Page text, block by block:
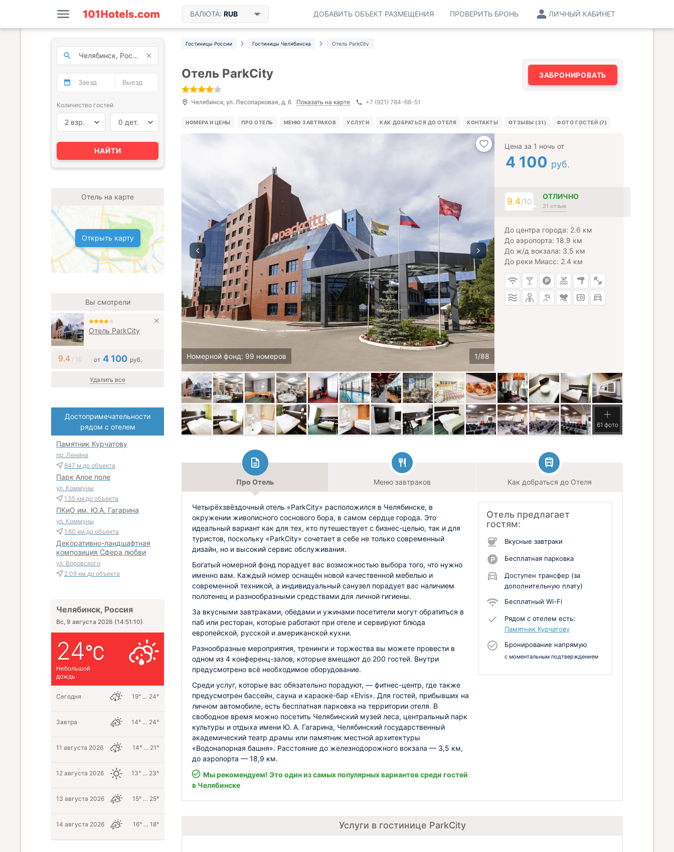
ВАЛЮТА: RUB ЛИЧНЫЙ КАБИНЕТ
ПРОВЕРИТЬ БРОНЬ
ДОБАВИТЬ ОБЪЕКТ РАЗМЕЩЕНИЯ
Гостиницы России Гостиницы Челябинска Отель ParkCity
Отель ParkCity
Челябинск, ул. Лесопарковая, д. 6 Показать на карте +7 (921) 784-68-51
ЗАБРОНИРОВАТЬ
НОМЕРА И ЦЕНЫ ПРО ОТЕЛЬ МЕНЮ ЗАВТРАКОВ УСЛУГИ КАК ДОБРАТЬСЯ ДО ОТЕЛЯ КОНТАКТЫ ОТЗЫВЫ (31) ФОТО ГОСТЕЙ (7)
Номерной фонд: 99 номеров
Цена за 1 ночь от
4 100 руб.
9.4/10
ОТЛИЧНО
31 отзыв
До центра города: 2.6 км
До аэропорта: 18.9 км
До ж/д вокзала: 3.5 км
До реки Миасс: 2.4 км
61 фото
Про Отель Меню завтраков Как добраться до Отеля
Отель предлагает
гостям:
Вкусные завтраки
Бесплатная парковка
Доступен трансфер (за
дополнительную плату)
Бесплатный Wi-Fi
Рядом с отелем есть:
Памятник Курчатову
Бронирование напрямую
с моментальным подтверждением
Четырёхзвёздочный отель «ParkCity» расположился в Челябинске, в
окружении живописного соснового бора, в самом сердце города. Это
идеальный вариант как для тех, кто путешествует с бизнес-целью, так и для
туристов, поскольку «ParkCity» сочетает в себе не только современный
дизайн, но и высокий сервис обслуживания.
Богатый номерной фонд порадует вас возможностью выбора того, что нужно
именно вам. Каждый номер оснащён новой качественной мебелью и
современной техникой, а индивидуальный санузел порадует вас наличием
полотенец и разнообразными средствами для личной гигиены.
За вкусными завтраками, обедами и ужинами посетители могут обратиться в
паб или ресторан, которые работают при отеле и сервируют блюда
европейской, русской и американской кухни.
Разнообразные мероприятия, тренинги и торжества вы можете провести в
одном из 4 конференц-залов, которые вмещают до 200 гостей. Внутри
предусмотрено всё необходимое оборудование.
Среди услуг, которые вас обязательно порадуют, — фитнес-центр, где также
предусмотрен бассейн, сауна и караоке-бар «Elvis». Для гостей, прибывших на
личном автомобиле, есть бесплатная парковка на территории отеля. В
свободное время можно посетить Челябинский музей леса, центральный парк
культуры и отдыха имени Ю. А. Гагарина, Челябинский государственный
академический театр драмы или памятник местной архитектуры
«Водонапорная башня». Расстояние до железнодорожного вокзала — 3,5 км,
до аэропорта — 18,9 км.
Мы рекомендуем! Это один из самых популярных вариантов среди гостей
в Челябинске
Услуги в гостинице ParkCity
Количество гостей
2 взр. 0 дет.
НАЙТИ
Отель на карте
Открыть карту
Вы смотрели
Отель ParkCity
9.4/ 10 от 4 100 руб.
Удалить все
Достопримечательности
рядом с отелем
Памятник Курчатову
пр. Ленина
847 м до объекта
Парк Алое поле
ул. Коммуны
1.55 км до объекта
ПКиО им. Ю.А. Гагарина
ул. Коммуны
1.60 км до объекта
Декоративно-ландшафтная
композиция Сфера любви
ул. Воровского
2.09 км до объекта
Челябинск, Россия
Вс, 9 августа 2026 (14:51:11)
24
Небольшой
дождь
Сегодня 19° … 24°
Завтра 14° … 24°
11 августа 2026 14° … 21°
12 августа 2026 13° … 23°
13 августа 2026 15° … 25°
14 августа 2026 16° … 18°